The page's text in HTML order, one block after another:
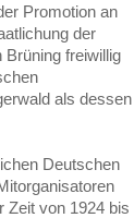
Promotion an
der
Brüning freiwillig
als dessen
Deutschen
Zeit von 1924 bis